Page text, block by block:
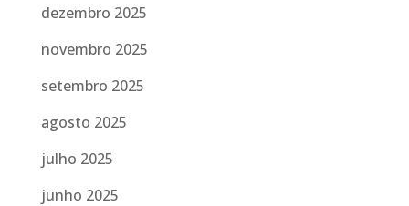
dezembro 2025
novembro 2025
setembro 2025
agosto 2025
julho 2025
junho 2025